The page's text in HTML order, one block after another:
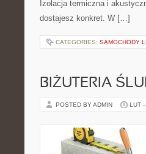
Izolacja termiczna i
dostajesz konkret. W […]
CATEGORIES: SAMOCHODY
BIŻUTERIA
POSTED BY ADMIN LUT